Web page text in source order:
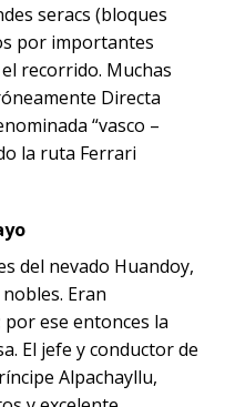
seracs (bloques
por importantes
recorrido. Muchas
Directa
“vasco –
la ruta Ferrari
del nevado Huandoy,
Eran
ese entonces la
El jefe y conductor de
Alpachayllu,